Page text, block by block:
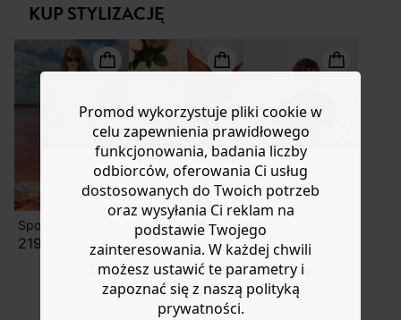
Do you want to be redirected to
www.promod.com ?
Pomoc
Prosty krój. Prosta podstawa. Ta koszulka damska
zawiera bawełnę pochodzącą z ekologicznych upraw,
uprawianą bez pestycydów, nawozów chemicznych i
GMO.
KUP STYLIZACJĘ
219,90 zł
Skórzane sandały leopard
127,50 ZŁ
159,90 zł
-20%
149,50 ZŁ
299,90 zł
-50%
Promod wykorzystuje pliki cookie w
celu zapewnienia prawidłowego
funkcjonowania, badania liczby
odbiorców, oferowania Ci usług
dostosowanych do Twoich potrzeb
oraz wysyłania Ci reklam na
podstawie Twojego
zainteresowania. W każdej chwili
możesz ustawić te parametry i
zapoznać się z naszą polityką
prywatności.